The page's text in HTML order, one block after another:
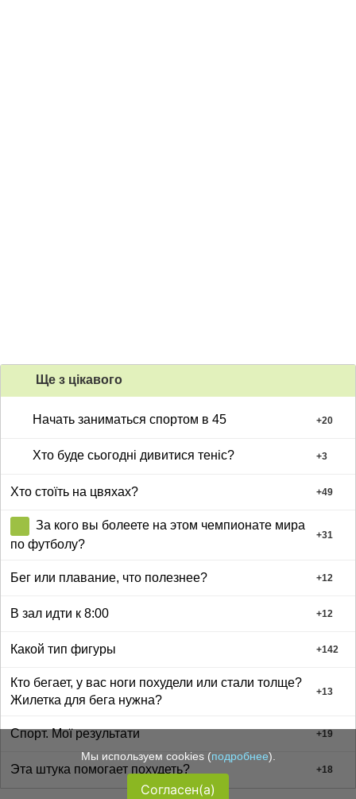
Ще з цiкавого
Начать заниматься спортом в 45 +20
Хто буде сьогодні дивитися теніс? +3
Хто стоїть на цвяхах? +49
За кого вы болеете на этом чемпионате мира
по футболу?
+31
Бег или плавание, что полезнее? +12
В зал идти к 8:00 +12
Какой тип фигуры +142
Кто бегает, у вас ноги похудели или стали толще?
Жилетка для бега нужна?
+13
Спорт. Мої результати +19
Эта штука помогает похудеть? +18
Мы используем cookies (подробнее).
Согласен(а)